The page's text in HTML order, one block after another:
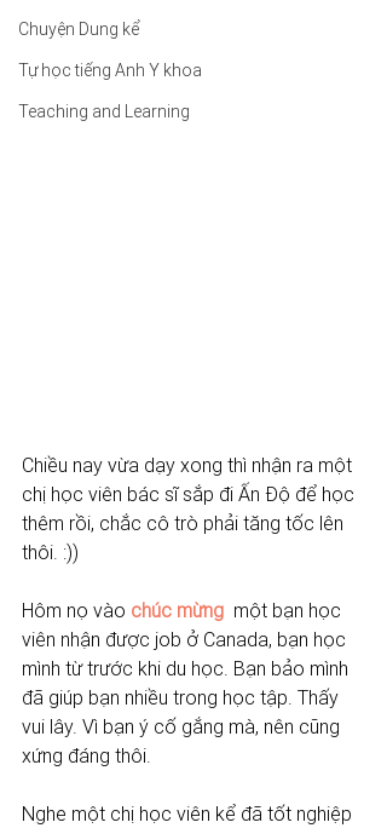
Chuyện Dung kể
Tự học tiếng Anh Y khoa
Teaching and Learning
Chiều nay vừa dạy xong thì nhận ra một
chị học viên bác sĩ sắp đi Ấn Độ để học
thêm rồi, chắc cô trò phải tăng tốc lên
thôi. :))
Hôm nọ vào chúc mừng một bạn học
viên nhận được job ở Canada, bạn học
mình từ trước khi du học. Bạn bảo mình
đã giúp bạn nhiều trong học tập. Thấy
vui lây. Vì bạn ý cố gắng mà, nên cũng
xứng đáng thôi.
Nghe một chị học viên kể đã tốt nghiệp